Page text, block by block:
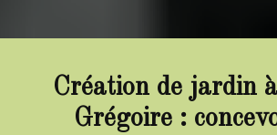
Création de jardin
Grégoire :